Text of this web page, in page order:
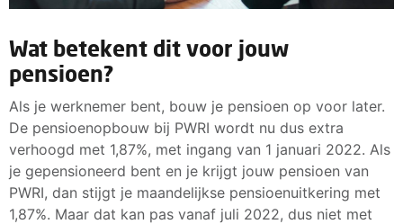
Wat betekent dit voor jouw
pensioen?
Als je werknemer bent, bouw je pensioen op voor later.
De pensioenopbouw bij PWRI wordt nu dus extra
verhoogd met 1,87%, met ingang van 1 januari 2022. Als
je gepensioneerd bent en je krijgt jouw pensioen van
PWRI, dan stijgt je maandelijkse pensioenuitkering met
1,87%. Maar dat kan pas vanaf juli 2022, dus niet met